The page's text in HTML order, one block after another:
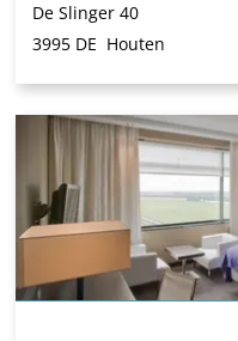
a
d
De Slinger 40
3995 DE Houten